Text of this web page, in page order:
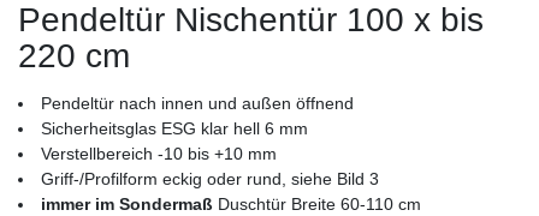
Pendeltür Nischentür 100 x bis
220 cm
Pendeltür nach innen und außen öffnend
Sicherheitsglas ESG klar hell 6 mm
Verstellbereich -10 bis +10 mm
Griff-/Profilform eckig oder rund, siehe Bild 3
immer im Sondermaß Duschtür Breite 60-110 cm